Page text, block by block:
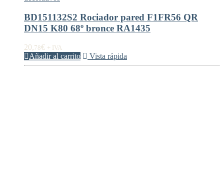
BD151132S2 Rociador pared F1FR56 QR
DN15 K80 68º bronce RA1435
20,78€ + IVA
Añadir al carrito Vista rápida